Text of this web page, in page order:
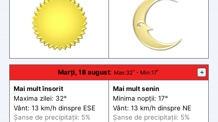
Marți, 18 august: Max:32˚ - Min:17˚ +
Mai mult însorit
Maxima zilei: 32°
Vânt: 13 km/h dinspre ESE
Șanse de precipitații: 5%
Mai mult senin
Minima nopții: 17°
Vânt: 13 km/h dinspre NE
Șanse de precipitații: 5%